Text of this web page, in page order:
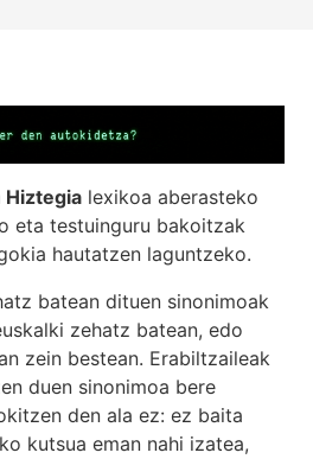
Hiztegia lexikoa aberasteko
eta testuinguru bakoitzak
hautatzen laguntzeko.
batean dituen sinonimoak
zehatz batean, edo
zein bestean. Erabiltzaileak
duen sinonimoa bere
den ala ez: ez baita
kutsua eman nahi izatea,